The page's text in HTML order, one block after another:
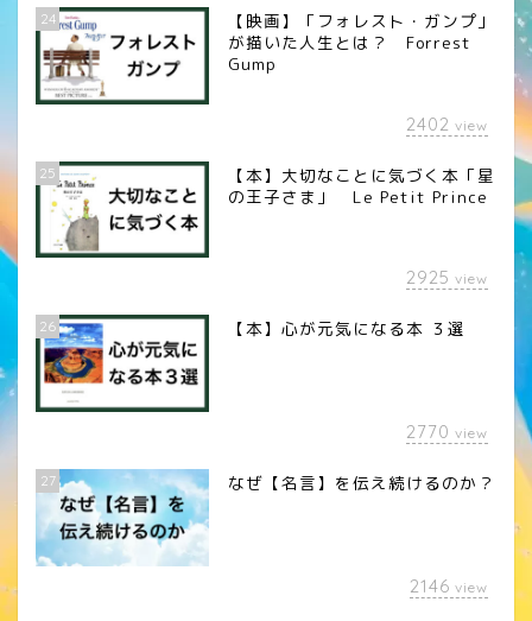
24
【映画】「フォレスト・ガンプ」
が描いた人生とは？ Forrest
Gump
2402 view
25
【本】大切なことに気づく本「星
の王子さま」 Le Petit Prince
2925 view
26 【本】心が元気になる本 ３選
2770 view
27 なぜ【名言】を伝え続けるのか？
2146 view